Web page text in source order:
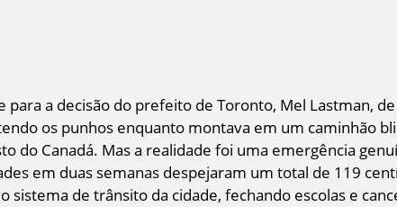
a decisão do prefeito de Toronto, Mel Lastman,
os punhos enquanto montava em um caminhão
do Canadá. Mas a realidade foi uma emergência
em duas semanas despejaram um total de 119
sistema de trânsito da cidade, fechando escolas e